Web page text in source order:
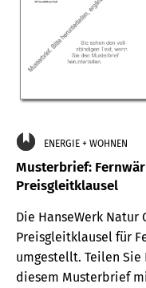
ENERGIE + WOHNEN
Musterbrief:
Preisgleitklausel
Die HanseWerk Natur
Preisgleitklausel für
umgestellt. Teilen Sie
diesem Musterbrief